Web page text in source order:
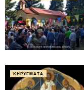
ΚΗΡΎΓΜΑΤΑ